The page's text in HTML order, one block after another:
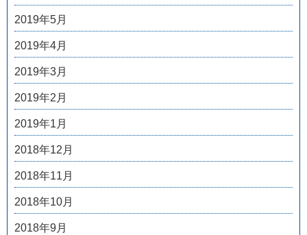
2019年5月
2019年4月
2019年3月
2019年2月
2019年1月
2018年12月
2018年11月
2018年10月
2018年9月